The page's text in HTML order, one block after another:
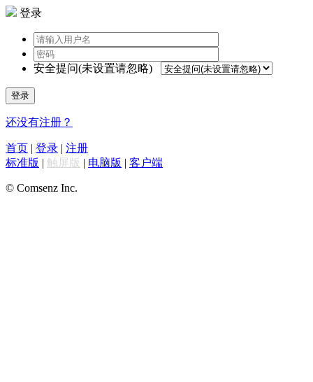
登录
安全提问(未设置请忽略)
登录
还没有注册？
首页 | 登录 | 注册
标准版 | 触屏版 | 电脑版 | 客户端
© Comsenz Inc.